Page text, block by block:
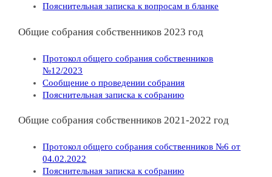
Пояснительная записка к вопросам в бланке
Общие собрания собственников 2023 год
Протокол общего собрания собственников
№12/2023
Сообщение о проведении собрания
Пояснительная записка к собранию
Общие собрания собственников 2021-2022 год
Протокол общего собрания собственников №6 от
04.02.2022
Пояснительная записка к собранию